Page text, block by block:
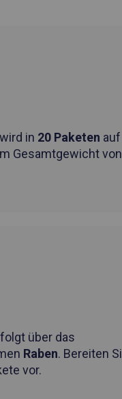
in 20 Paketen
Gesamtgewicht von
über das
Raben. Bereiten
vor.